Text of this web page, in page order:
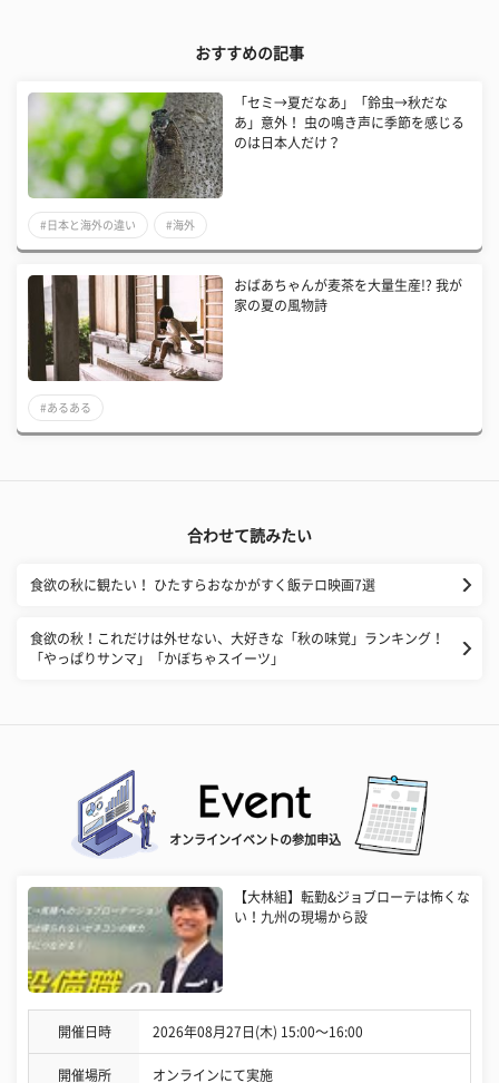
おすすめの記事
「セミ→夏だなあ」「鈴虫→秋だな
あ」意外！ 虫の鳴き声に季節を感じる
のは日本人だけ？
#日本と海外の違い #海外
おばあちゃんが麦茶を大量生産!? 我が
家の夏の風物詩
#あるある
合わせて読みたい
食欲の秋に観たい！ ひたすらおなかがすく飯テロ映画7選
食欲の秋！これだけは外せない、大好きな「秋の味覚」ランキング！
「やっぱりサンマ」「かぼちゃスイーツ」
オンラインイベントの参加申込
【大林組】転勤&ジョブローテは怖くな
い！九州の現場から設
開催日時 2026年08月27日(木) 15:00〜16:00
開催場所 オンラインにて実施